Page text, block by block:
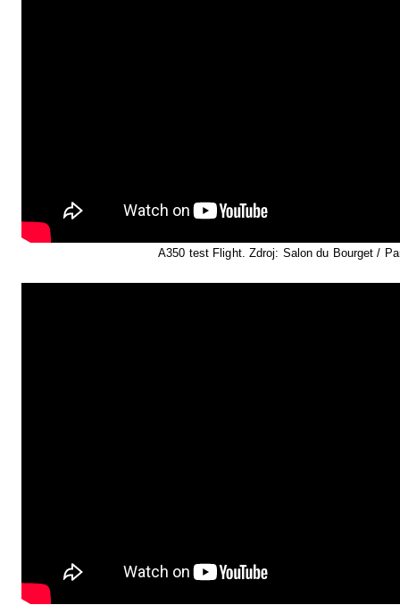
A350 test Flight. Zdroj: Salon du Bourget /